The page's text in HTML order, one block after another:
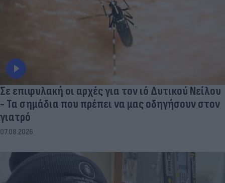
Σε επιφυλακή οι αρχές για τον ιό Δυτικού Νείλου
- Τα σημάδια που πρέπει να μας οδηγήσουν στον
γιατρό
07.08.2026